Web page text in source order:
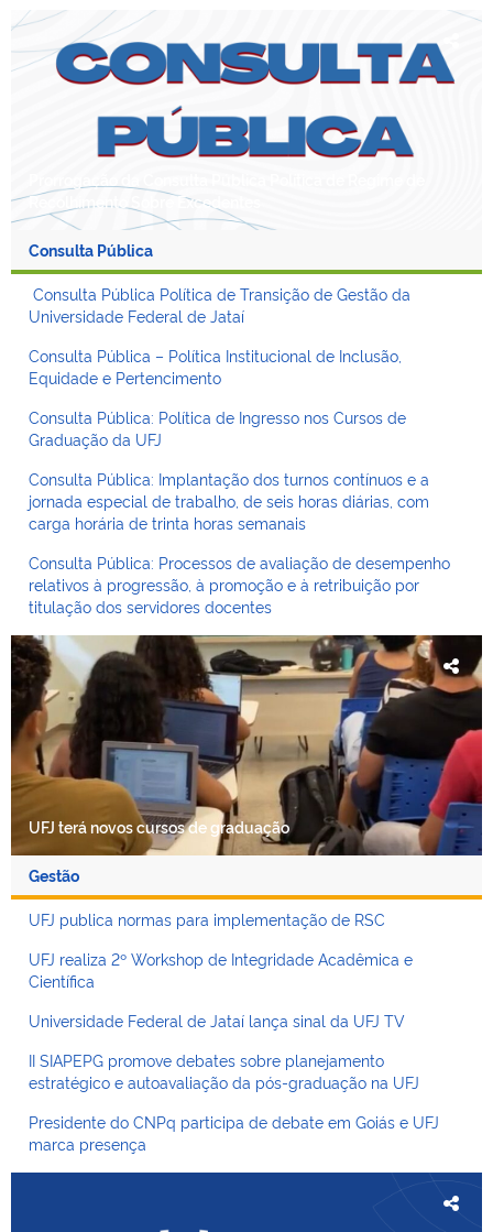
Recolhimento Sobre Excedentes
Consulta Pública
Consulta Pública Política de Transição de Gestão da
Universidade Federal de Jataí
Consulta Pública – Política Institucional de Inclusão,
Equidade e Pertencimento
Consulta Pública: Política de Ingresso nos Cursos de
Graduação da UFJ
Consulta Pública: Implantação dos turnos contínuos e a
jornada especial de trabalho, de seis horas diárias, com
carga horária de trinta horas semanais
Consulta Pública: Processos de avaliação de desempenho
relativos à progressão, à promoção e à retribuição por
titulação dos servidores docentes
UFJ terá novos cursos de graduação
Gestão
UFJ publica normas para implementação de RSC
UFJ realiza 2º Workshop de Integridade Acadêmica e
Científica
Universidade Federal de Jataí lança sinal da UFJ TV
II SIAPEPG promove debates sobre planejamento
estratégico e autoavaliação da pós-graduação na UFJ
Presidente do CNPq participa de debate em Goiás e UFJ
marca presença